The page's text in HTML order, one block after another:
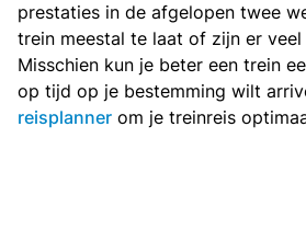
prestaties in de afgelopen twee
trein meestal te laat of zijn er
Misschien kun je beter een trein
op tijd op je bestemming wilt
reisplanner om je treinreis